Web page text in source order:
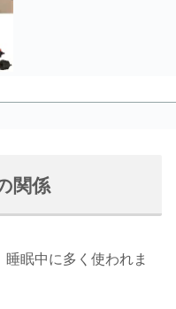
関係
眠中に多く使われま